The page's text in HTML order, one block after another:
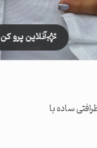
آنلاین پرو کن